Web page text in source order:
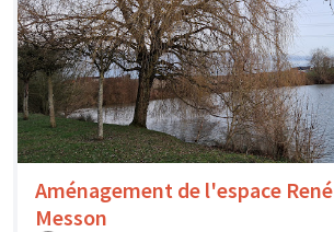
Aménagement de l'espace René
Messon